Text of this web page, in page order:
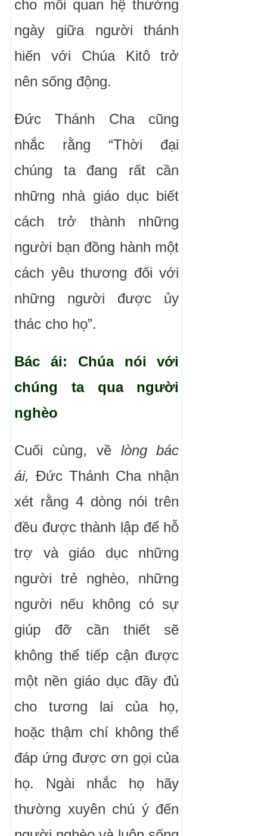
cho mối quan hệ thường
ngày giữa người thánh
hiến với Chúa Kitô trở
nên sống động.
Đức Thánh Cha cũng
nhắc rằng “Thời đại
chúng ta đang rất cần
những nhà giáo dục biết
cách trở thành những
người bạn đồng hành một
cách yêu thương đối với
những người được ủy
thác cho họ”.
Bác ái: Chúa nói với
chúng ta qua người
nghèo
Cuối cùng, về lòng bác
ái, Đức Thánh Cha nhận
xét rằng 4 dòng nói trên
đều được thành lập để hỗ
trợ và giáo dục những
người trẻ nghèo, những
người nếu không có sự
giúp đỡ cần thiết sẽ
không thể tiếp cận được
một nền giáo dục đầy đủ
cho tương lai của họ,
hoặc thậm chí không thể
đáp ứng được ơn gọi của
họ. Ngài nhắc họ hãy
thường xuyên chú ý đến